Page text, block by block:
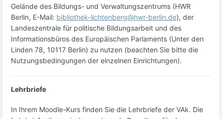
Gelände des Bildungs- und Verwaltungszentrums (HWR
Berlin, E-Mail: bibliothek-lichtenberg@hwr-berlin.de), der
Landeszentrale für politische Bildungsarbeit und des
Informationsbüros des Europäischen Parlaments (Unter den
Linden 78, 10117 Berlin) zu nutzen (beachten Sie bitte die
Nutzungsbedingungen der einzelnen Einrichtungen).
Lehrbriefe
In Ihrem Moodle-Kurs finden Sie die Lehrbriefe der VAk. Die